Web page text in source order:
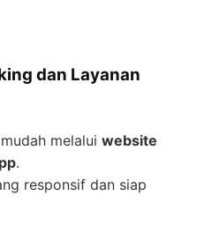
dan Layanan
melalui website
.
responsif dan siap